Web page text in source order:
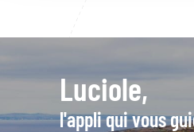
Luciole,
l'appli qui vous